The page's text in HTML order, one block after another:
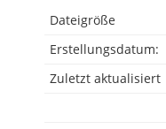
Dateigröße
Erstellungsdatum:
Zuletzt aktualisiert